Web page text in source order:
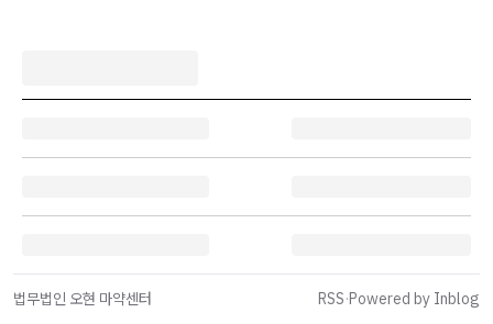
법무법인 오현 마약센터 RSS·Powered by Inblog